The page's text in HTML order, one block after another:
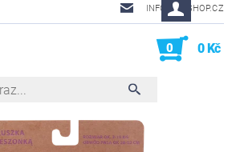
INFO@PHSHOP.CZ
0 0 Kč